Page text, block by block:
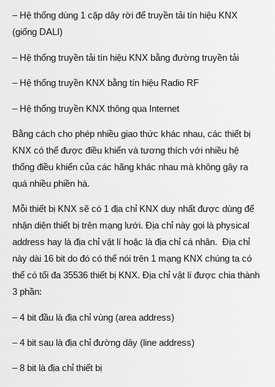
– Hệ thống dùng 1 cặp dây rời để truyền tải tín hiệu KNX
(giống DALI)
– Hệ thống truyền tải tín hiệu KNX bằng đường truyền tải
– Hệ thống truyền KNX bằng tín hiệu Radio RF
– Hệ thống truyền KNX thông qua Internet
Bằng cách cho phép nhiều giao thức khác nhau, các thiết bị
KNX có thể được điều khiển và tương thích với nhiều hệ
thống điều khiển của các hãng khác nhau mà không gây ra
quá nhiều phiền hà.
Mỗi thiết bị KNX sẽ có 1 địa chỉ KNX duy nhất được dùng để
nhận diện thiết bị trên mạng lưới. Địa chỉ này gọi là physical
address hay là địa chỉ vật lí hoặc là địa chỉ cá nhân. Địa chỉ
này dài 16 bit do đó có thể nói trên 1 mạng KNX chúng ta có
thể có tối đa 35536 thiết bị KNX. Địa chỉ vật lí được chia thành
3 phần:
– 4 bit đầu là địa chỉ vùng (area address)
– 4 bit sau là địa chỉ đường dây (line address)
– 8 bit là địa chỉ thiết bị